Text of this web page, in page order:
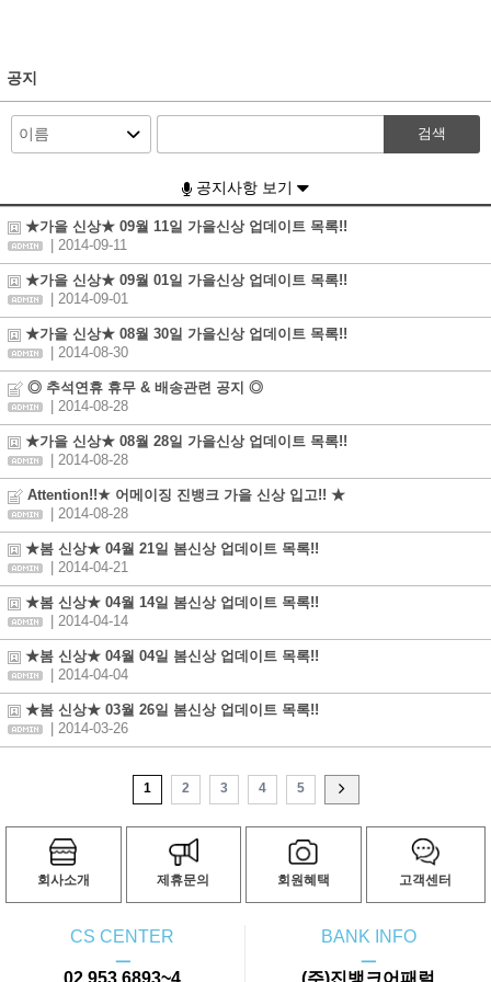
공지
검색
공지사항 보기
★가을 신상★ 09월 11일 가을신상 업데이트 목록!!
| 2014-09-11
★가을 신상★ 09월 01일 가을신상 업데이트 목록!!
| 2014-09-01
★가을 신상★ 08월 30일 가을신상 업데이트 목록!!
| 2014-08-30
◎ 추석연휴 휴무 & 배송관련 공지 ◎
| 2014-08-28
★가을 신상★ 08월 28일 가을신상 업데이트 목록!!
| 2014-08-28
Attention!!★ 어메이징 진뱅크 가을 신상 입고!! ★
| 2014-08-28
★봄 신상★ 04월 21일 봄신상 업데이트 목록!!
| 2014-04-21
★봄 신상★ 04월 14일 봄신상 업데이트 목록!!
| 2014-04-14
★봄 신상★ 04월 04일 봄신상 업데이트 목록!!
| 2014-04-04
★봄 신상★ 03월 26일 봄신상 업데이트 목록!!
| 2014-03-26
1 2 3 4 5
회사소개 제휴문의 회원혜택 고객센터
CS CENTER
ㅡ
02.953.6893~4
BANK INFO
ㅡ
(주)진뱅크어패럴